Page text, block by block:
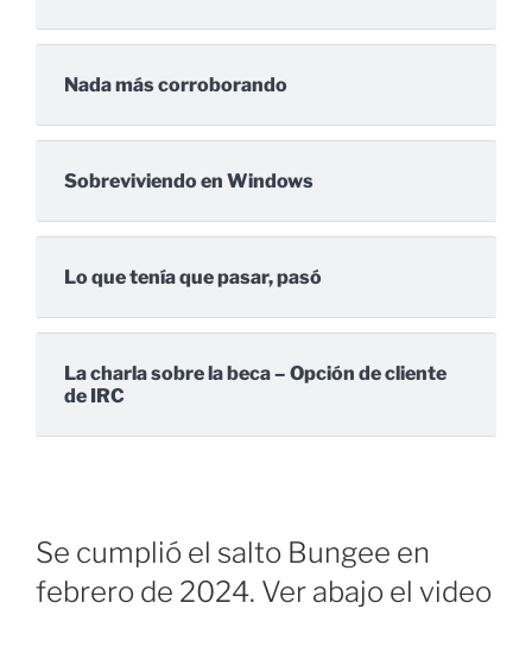
Nada más corroborando
Sobreviviendo en Windows
Lo que tenía que pasar, pasó
La charla sobre la beca – Opción de cliente
de IRC
Se cumplió el salto Bungee en
febrero de 2024. Ver abajo el video